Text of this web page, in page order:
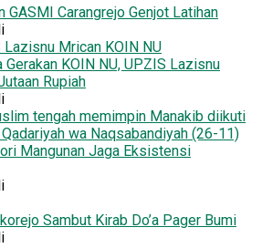
GASMI Carangrejo Genjot Latihan
Gerakan KOIN NU, UPZIS Lazisnu
Rupiah
Mangunan Jaga Eksistensi
Sambut Kirab Do’a Pager Bumi